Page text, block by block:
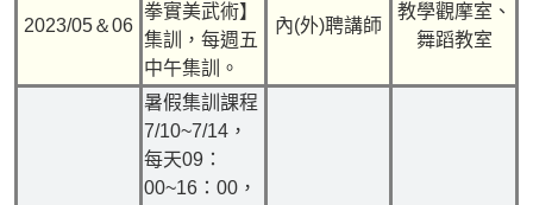
2023/05＆06
拳實美武術】
集訓，每週五
中午集訓。
內(外)聘講師
教學觀摩室、
舞蹈教室
暑假集訓課程
7/10~7/14，
每天09：
00~16：00，